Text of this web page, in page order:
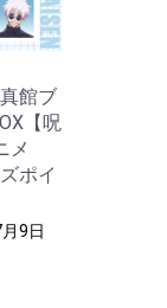
館ブ
【呪
メ
ポイ
9日